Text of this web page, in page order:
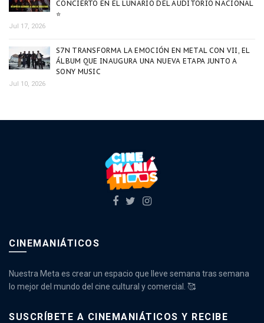
CONCIERTO EN EL LUNARIO DEL AUDITORIO NACIONAL
⭐
Jul 17, 2026
S7N TRANSFORMA LA EMOCIÓN EN METAL CON VII, EL
ÁLBUM QUE INAUGURA UNA NUEVA ETAPA JUNTO A
SONY MUSIC
Jul 10, 2026
CINEMANIÁTICOS
Nuestra Meta es crear un espacio que lleve semana tras semana
lo mejor del mundo del cine cultural y comercial. 🥰
SUSCRÍBETE A CINEMANIÁTICOS Y RECIBE